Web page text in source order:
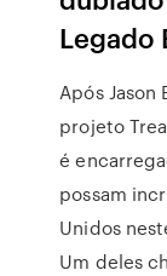
Legado
Após
projeto
é
possam
Unidos
Um deles